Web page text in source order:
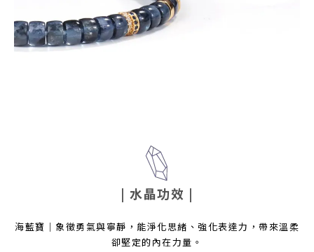
| 水晶功效 |
海藍寶｜象徵勇氣與寧靜，能淨化思緒、強化表達力，帶來溫柔
卻堅定的內在力量。